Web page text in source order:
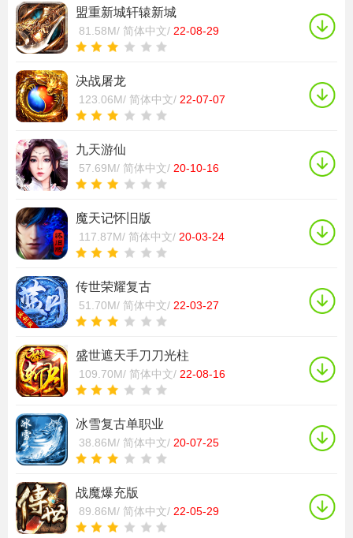
盟重新城轩辕新城
81.58M/ 简体中文/ 22-08-29
决战屠龙
123.06M/ 简体中文/ 22-07-07
九天游仙
57.69M/ 简体中文/ 20-10-16
魔天记怀旧版
117.87M/ 简体中文/ 20-03-24
传世荣耀复古
51.70M/ 简体中文/ 22-03-27
盛世遮天手刀刀光柱
109.70M/ 简体中文/ 22-08-16
冰雪复古单职业
38.86M/ 简体中文/ 20-07-25
战魔爆充版
89.86M/ 简体中文/ 22-05-29